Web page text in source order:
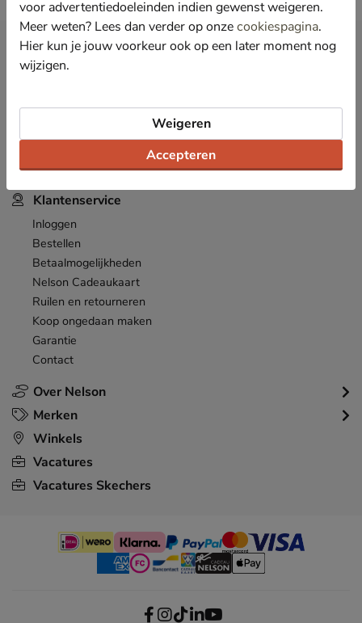
Over Nelson
Klantenservice
Inloggen
Bestellen
Betaalmogelijkheden
Nelson Cadeaukaart
Ruilen en retourneren
Koop ongedaan maken
Garantie
Contact
Merken
Winkels
Vacatures
Vacatures Skechers
Nieuwsbrief
Ontvang € 10,- welkomstkorting
voor advertentiedoeleinden indien gewenst weigeren.
Meer weten? Lees dan verder op onzecookiespagina.
Hier kun je jouw voorkeur ook op een later moment nog
wijzigen.
Accepteren
Weigeren